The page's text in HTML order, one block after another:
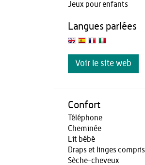
Jeux pour enfants
Langues parlées
Voir le site web
Confort
Téléphone
Cheminée
Lit bébé
Draps et linges compris
Sèche-cheveux